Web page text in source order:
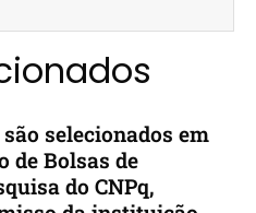
selecionados em
de Bolsas de
do CNPq,